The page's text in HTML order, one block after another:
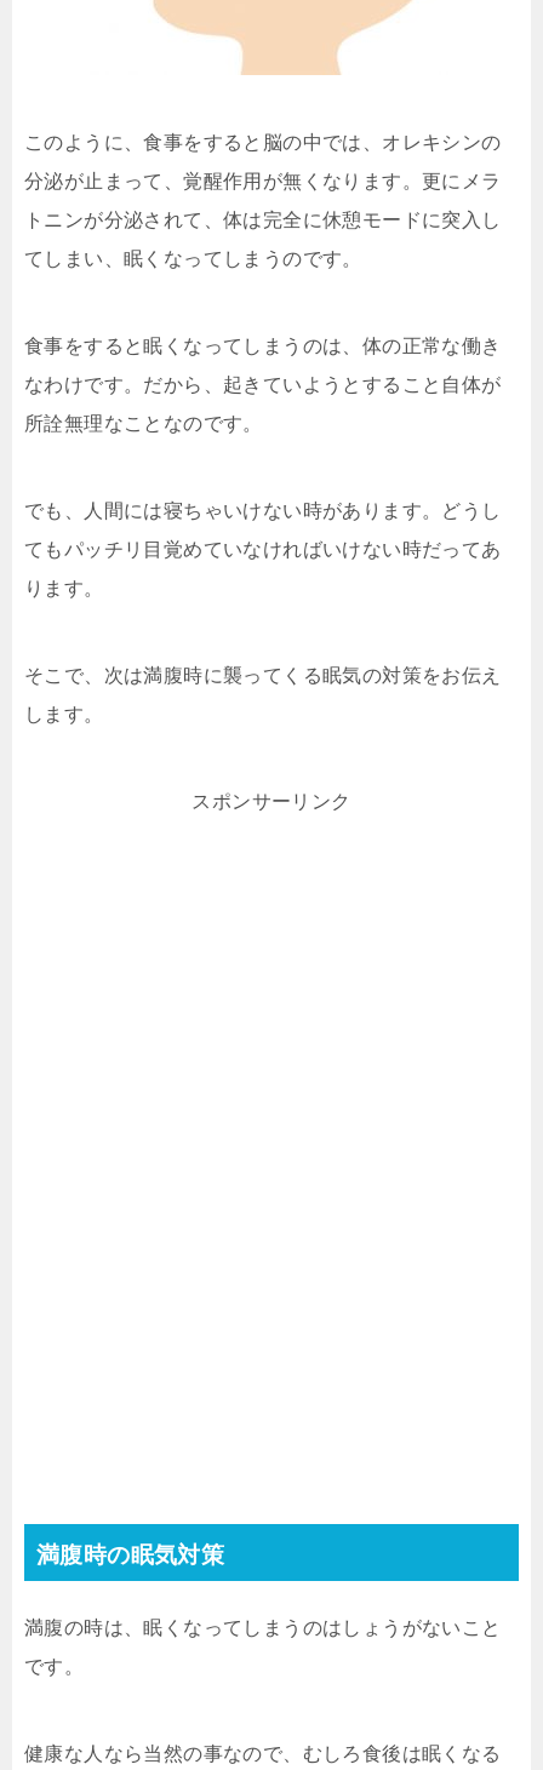
このように、食事をすると脳の中では、オレキシンの
分泌が止まって、覚醒作用が無くなります。更にメラ
トニンが分泌されて、体は完全に休憩モードに突入し
てしまい、眠くなってしまうのです。
食事をすると眠くなってしまうのは、体の正常な働き
なわけです。だから、起きていようとすること自体が
所詮無理なことなのです。
でも、人間には寝ちゃいけない時があります。どうし
てもパッチリ目覚めていなければいけない時だってあ
ります。
そこで、次は満腹時に襲ってくる眠気の対策をお伝え
します。
スポンサーリンク
満腹時の眠気対策
満腹の時は、眠くなってしまうのはしょうがないこと
です。
健康な人なら当然の事なので、むしろ食後は眠くなる